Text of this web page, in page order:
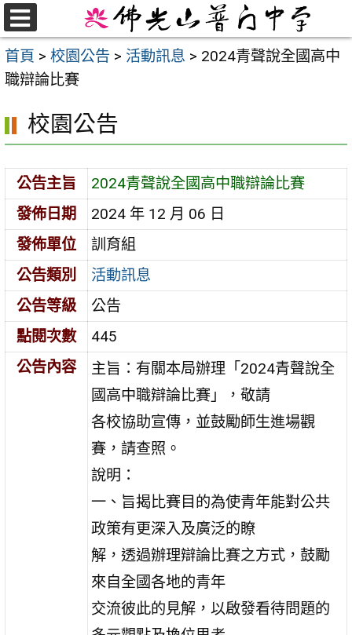
跳
至
主
要
首頁 > 校園公告 > 活動訊息 > 2024青聲說全國高中
職辯論比賽
校園公告
公告主旨
2024青聲說全國高中職辯論比賽
發佈日期
2024 年 12 月 06 日
發佈單位
訓育組
公告類別
活動訊息
公告等級
公告
點閱次數
445
公告內容
主旨：有關本局辦理「2024青聲說全
國高中職辯論比賽」，敬請
各校協助宣傳，並鼓勵師生進場觀
賽，請查照。
說明：
一、旨揭比賽目的為使青年能對公共
政策有更深入及廣泛的瞭
解，透過辦理辯論比賽之方式，鼓勵
來自全國各地的青年
交流彼此的見解，以啟發看待問題的
選
單